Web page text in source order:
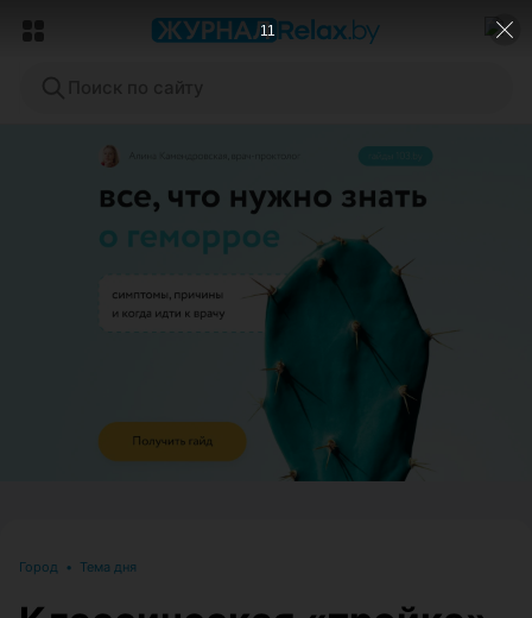
ЭФФЕКТИВНАЯ РЕКЛАМА НА САЙТЕ
Город • Тема дня
9